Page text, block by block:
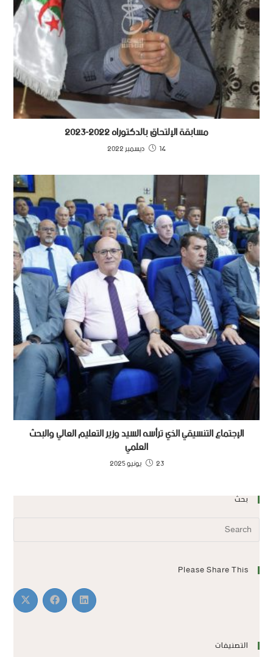
مسابقة الإلتحاق بالدكتوراه 2022-2023
14 ديسمبر 2022
الإجتماع التنسيقي الذي ترأسه السيد وزير التعليم العالي والبحث
العلمي
23 يونيو 2025
بحث
Please Share This
التصنيفات